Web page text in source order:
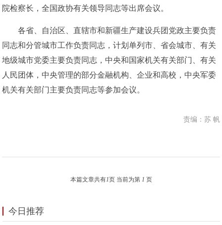
院检察长，全国政协有关领导同志等出席会议。
各省、自治区、直辖市和新疆生产建设兵团党政主要负责
同志和分管城市工作负责同志，计划单列市、省会城市、有关
地级城市党委主要负责同志，中央和国家机关有关部门、有关
人民团体，中央管理的部分金融机构、企业和高校，中央军委
机关有关部门主要负责同志等参加会议。
责编：苏 帆
本篇文章共有1页 当前为第 1 页
今日推荐